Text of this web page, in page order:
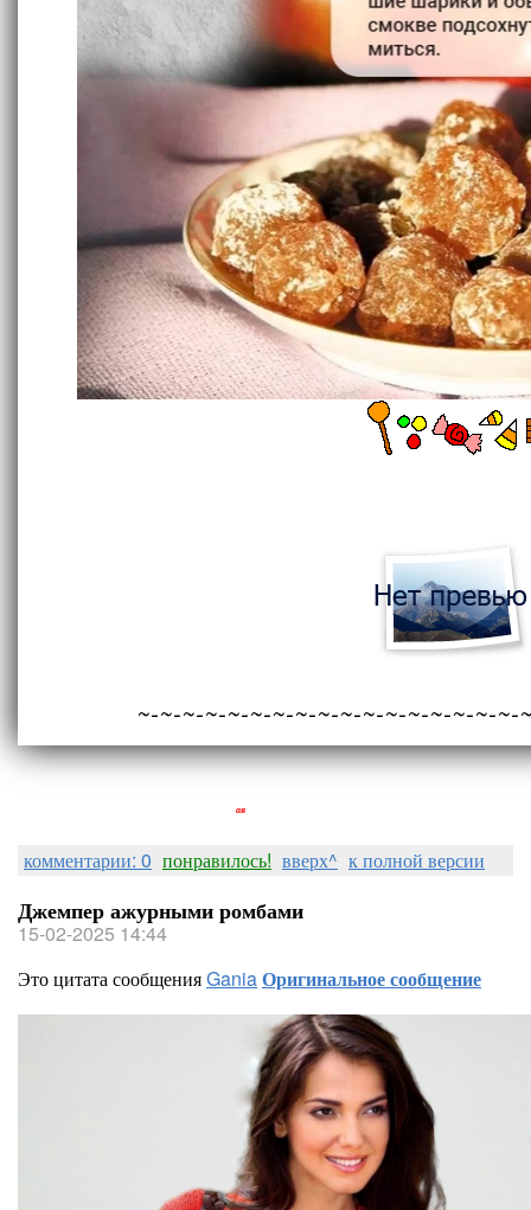
~-~-~-~-~-~-~-~-~-~-~-~-~-~-~-~-
комментарии: 0 понравилось! вверх^ к полной версии
Джемпер ажурными ромбами
15-02-2025 14:44
Это цитата сообщенияGaniaОригинальное сообщение